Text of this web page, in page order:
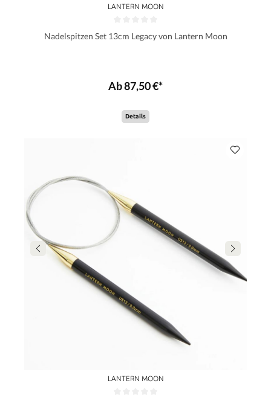
LANTERN MOON
Nadelspitzen Set 13cm Legacy von Lantern Moon
Ab 87,50 €*
Details
LANTERN MOON